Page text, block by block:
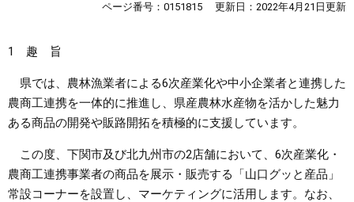
ページ番号：0151815 更新日：2022年4月21日更新
1 趣 旨
県では、農林漁業者による6次産業化や中小企業者と連携した
農商工連携を一体的に推進し、県産農林水産物を活かした魅力
ある商品の開発や販路開拓を積極的に支援しています。
この度、下関市及び北九州市の2店舗において、6次産業化・
農商工連携事業者の商品を展示・販売する「山口グッと産品」
常設コーナーを設置し、マーケティングに活用します。なお、